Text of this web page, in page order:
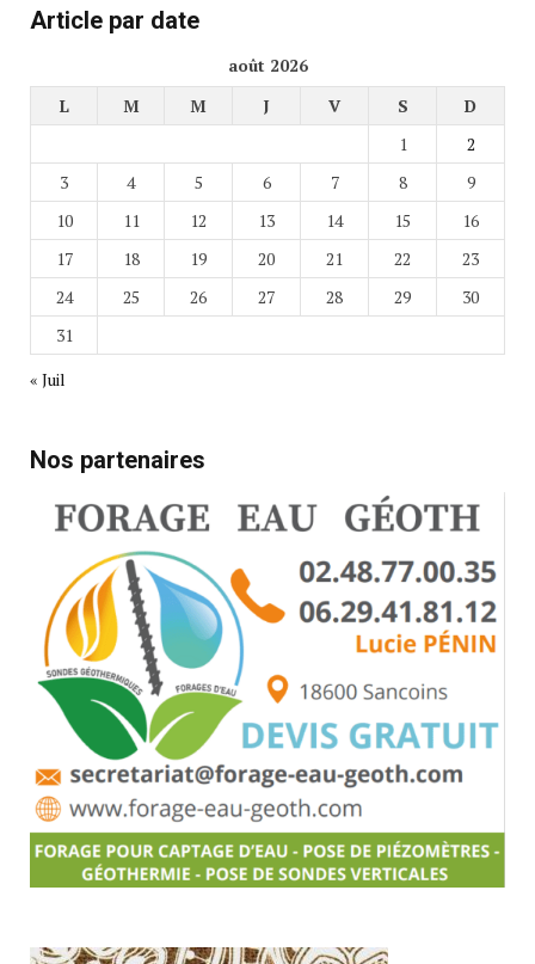
Article par date
août 2026
L
M M J V S
D
1
2
3
4 5 6 7 8
9
10
11 12 13 14 15
16
17
18 19 20 21 22
23
24
25 26 27 28 29
30
31
« Juil
Nos partenaires